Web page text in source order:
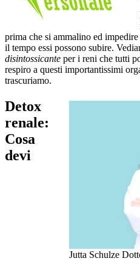
prima che si ammalino ed
il tempo essi possono subire.
disintossicante per i reni che tutti
respiro a questi importantissimi
trascuriamo.
Jutta Schulze
Detox
renale:
Cosa
devi